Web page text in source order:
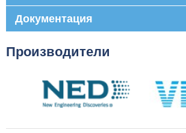
Документация
Производители